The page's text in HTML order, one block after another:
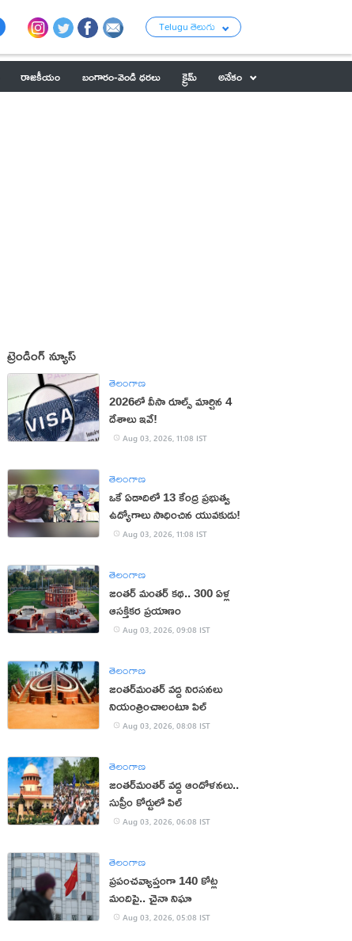
Telugu తెలుగు
రాజకీయం బంగారం-వెండి ధరలు క్రైమ్
అనేకం
ట్రెండింగ్ న్యూస్
తెలంగాణ
2026లో వీసా రూల్స్ మార్చిన 4
దేశాలు ఇవే!
Aug 03, 2026, 11:08 IST
తెలంగాణ
ఒకే ఏడాదిలో 13 కేంద్ర ప్రభుత్వ
ఉద్యోగాలు సాధించిన యువకుడు!
Aug 03, 2026, 11:08 IST
తెలంగాణ
జంతర్‌ మంతర్‌ కథ.. 300 ఏళ్ల
ఆసక్తికర ప్రయాణం
Aug 03, 2026, 09:08 IST
తెలంగాణ
జంతర్‌మంతర్‌ వద్ద నిరసనలు
నియంత్రించాలంటూ పిల్
Aug 03, 2026, 08:08 IST
తెలంగాణ
జంతర్‌మంతర్‌ వద్ద ఆందోళనలు..
సుప్రీం కోర్టులో పిల్
Aug 03, 2026, 06:08 IST
తెలంగాణ
ప్రపంచవ్యాప్తంగా 140 కోట్ల
మందిపై.. చైనా నిఘా
Aug 03, 2026, 05:08 IST